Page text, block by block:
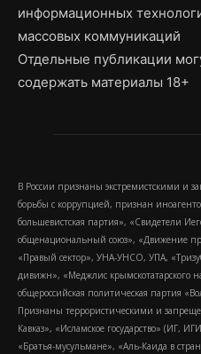
информационных
массовых коммуникаций
Отдельные публикации
содержать материалы 18+
В России признаны экстремистскими и
борьбы с коррупцией, признан
большевистская партия», «Свидетели
общенациональный союз», «Движение
«Правый сектор», УНА-УНСО, УПА,
дивижн», «Меджлис крымскотатарского
общероссийская политическая партия
Признаны террористическими и
Кавказ», «Исламское государство» (ИГ,
«Братья-мусульмане», «Аль-Каида в